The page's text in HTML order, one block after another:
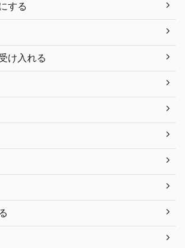
する
け入れる